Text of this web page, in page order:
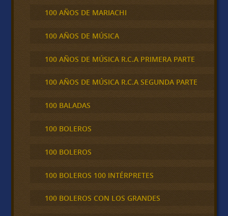
100 AÑOS DE MARIACHI
100 AÑOS DE MÚSICA
100 AÑOS DE MÚSICA R.C.A PRIMERA PARTE
100 AÑOS DE MÚSICA R.C.A SEGUNDA PARTE
100 BALADAS
100 BOLEROS
100 BOLEROS
100 BOLEROS 100 INTÉRPRETES
100 BOLEROS CON LOS GRANDES